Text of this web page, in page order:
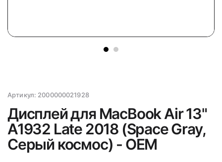
Артикул: 2000000021928
Дисплей для MacBook Air 13"
A1932 Late 2018 (Space Gray,
Серый космос) - OEM